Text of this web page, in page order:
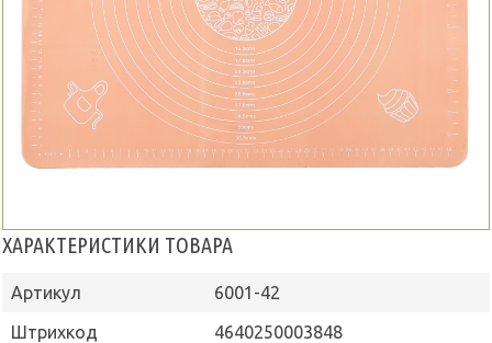
ХАРАКТЕРИСТИКИ ТОВАРА
Артикул
6001-42
Штрихкод
4640250003848